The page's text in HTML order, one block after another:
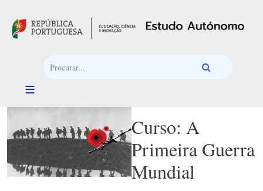
Curso: A
Primeira Guerra
Mundial